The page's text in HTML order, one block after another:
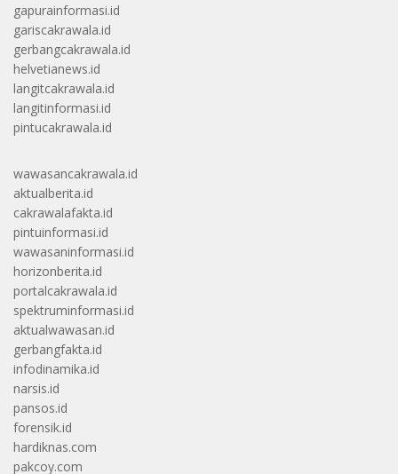
gapurainformasi.id
gariscakrawala.id
gerbangcakrawala.id
helvetianews.id
langitcakrawala.id
langitinformasi.id
pintucakrawala.id
wawasancakrawala.id
aktualberita.id
cakrawalafakta.id
pintuinformasi.id
wawasaninformasi.id
horizonberita.id
portalcakrawala.id
spektruminformasi.id
aktualwawasan.id
gerbangfakta.id
infodinamika.id
narsis.id
pansos.id
forensik.id
hardiknas.com
pakcoy.com